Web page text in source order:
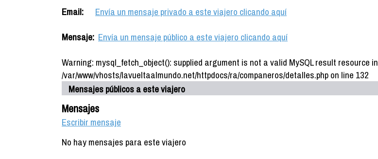
Email:
Envía un mensaje privado a este viajero clicando aquí
Mensaje: Envía un mensaje público a este viajero clicando aquí
Warning: mysql_fetch_object(): supplied argument is not a valid MySQL result resource in
/var/www/vhosts/lavueltaalmundo.net/httpdocs/ra/companeros/detalles.php on line 132
Mensajes públicos a este viajero
Mensajes
Escribir mensaje
No hay mensajes para este viajero